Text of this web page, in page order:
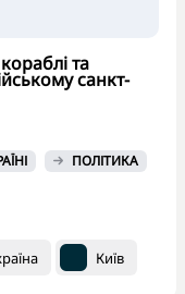
та
санкт-
ПОЛІТИКА
Київ